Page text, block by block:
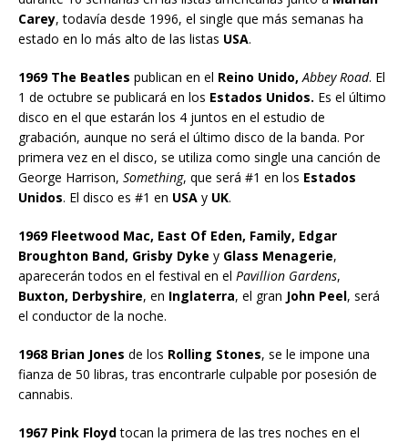
Carey, todavía desde 1996, el single que más semanas ha
estado en lo más alto de las listas USA.
1969 The Beatles publican en el Reino Unido, Abbey Road. El
1 de octubre se publicará en los Estados Unidos. Es el último
disco en el que estarán los 4 juntos en el estudio de
grabación, aunque no será el último disco de la banda. Por
primera vez en el disco, se utiliza como single una canción de
George Harrison, Something, que será #1 en los Estados
Unidos. El disco es #1 en USA y UK.
1969 Fleetwood Mac, East Of Eden, Family, Edgar
Broughton Band, Grisby Dyke y Glass Menagerie,
aparecerán todos en el festival en el Pavillion Gardens,
Buxton, Derbyshire, en Inglaterra, el gran John Peel, será
el conductor de la noche.
1968 Brian Jones de los Rolling Stones, se le impone una
fianza de 50 libras, tras encontrarle culpable por posesión de
cannabis.
1967 Pink Floydtocan la primera de las tres noches en el